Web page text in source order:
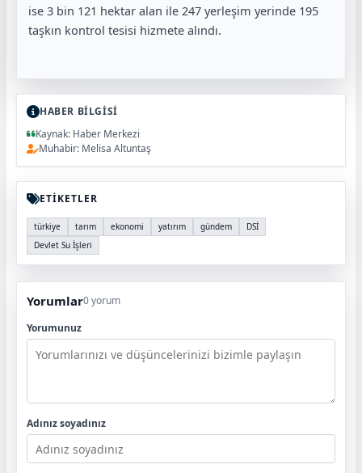
ise 3 bin 121 hektar alan ile 247 yerleşim yerinde 195
taşkın kontrol tesisi hizmete alındı.
HABER BİLGİSİ
Kaynak: Haber Merkezi
Muhabir: Melisa Altuntaş
ETİKETLER
türkiye tarım ekonomi yatırım gündem
DSİ
Devlet Su İşleri
Yorumlar0 yorum
Yorumunuz
Adınız soyadınız